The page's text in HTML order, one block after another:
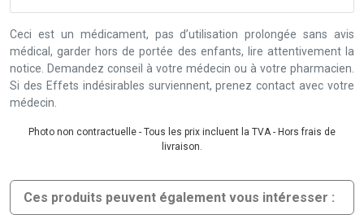
Ceci est un médicament, pas d’utilisation prolongée sans avis
médical, garder hors de portée des enfants, lire attentivement la
notice. Demandez conseil à votre médecin ou à votre pharmacien.
Si des Effets indésirables surviennent, prenez contact avec votre
médecin.
Photo non contractuelle - Tous les prix incluent la TVA - Hors frais de
livraison.
Ces produits peuvent également vous intéresser :